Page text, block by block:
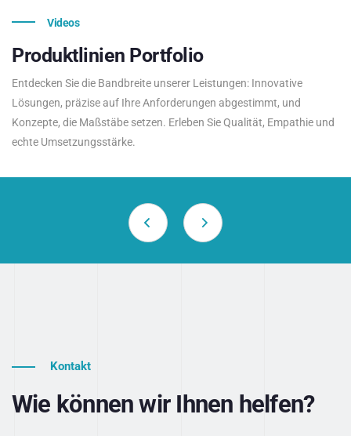
Videos
Produktlinien Portfolio
Entdecken Sie die Bandbreite unserer Leistungen: Innovative
Lösungen, präzise auf Ihre Anforderungen abgestimmt, und
Konzepte, die Maßstäbe setzen. Erleben Sie Qualität, Empathie und
echte Umsetzungsstärke.
Kontakt
Wie können wir Ihnen helfen?